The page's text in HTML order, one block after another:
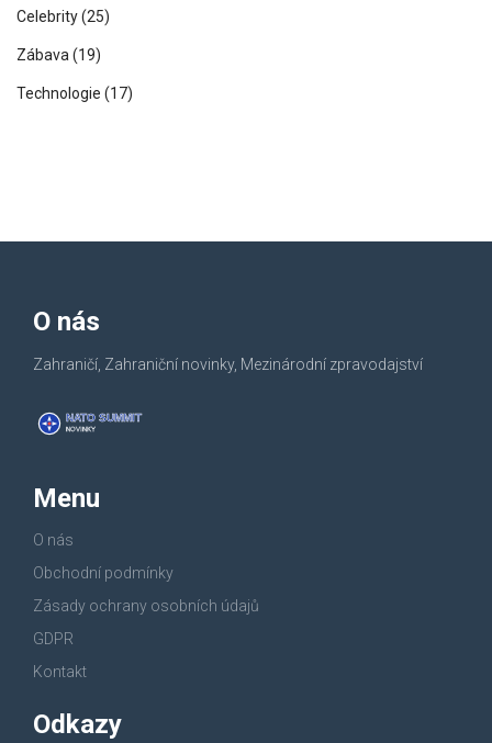
Celebrity(25)
Zábava (19)
Technologie (17)
O nás
Zahraničí, Zahraniční novinky, Mezinárodní zpravodajství
Menu
O nás
Obchodní podmínky
Zásady ochrany osobních údajů
GDPR
Kontakt
Odkazy